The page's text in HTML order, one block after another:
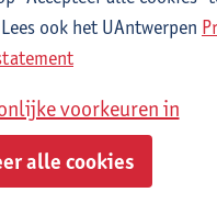
vakdidactiek
vakdidactiek die
verdiepende keuzevakken.
nemen.
je op basis van je
ook het UAntwerpen
voorkeuren in
alle cookies